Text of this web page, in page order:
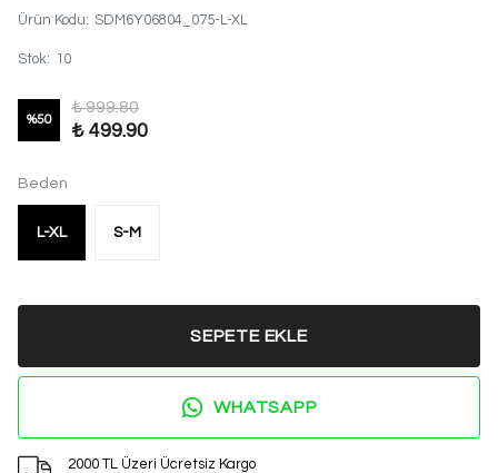
Ürün Kodu: SDM6Y06804_075-L-XL
Stok: 10
%50
₺ 999.80
₺ 499.90
Beden
L-XL S-M
SEPETE EKLE
WHATSAPP
2000 TL Üzeri Ücretsiz Kargo